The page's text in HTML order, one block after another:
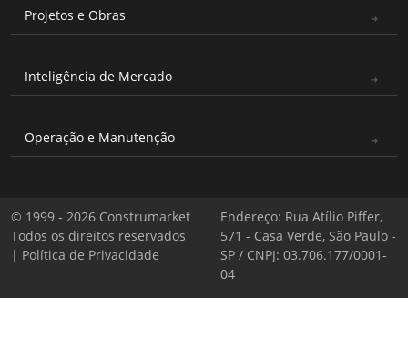
Projetos e Obras
Inteligência de Mercado
Operação e Manutenção
© 1999 - 2026 Construmarket
Todos os direitos reservados
| Política de Privacidade
Endereço: Rua Atílio Piffer,
571 - Casa Verde, São Paulo -
SP / CNPJ: 03.706.177/0001-
04